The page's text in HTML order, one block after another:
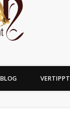
BLOG VERTIPPT